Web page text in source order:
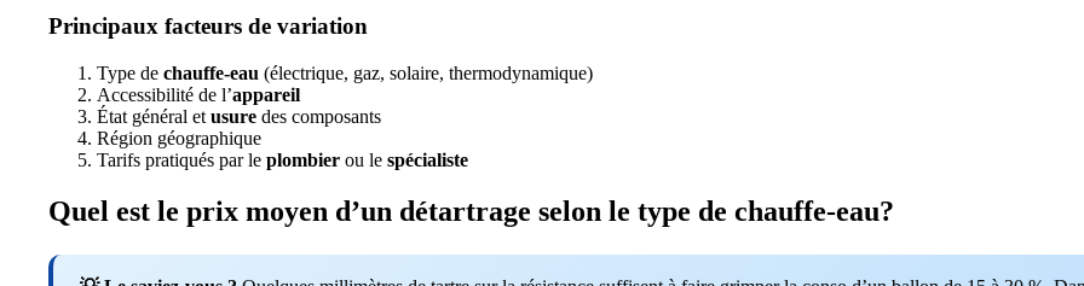
Principaux facteurs de variation
Type de chauffe-eau (électrique, gaz, solaire, thermodynamique)
Accessibilité de l’appareil
État général et usure des composants
Région géographique
Tarifs pratiqués par le plombier ou le spécialiste
Quel est le prix moyen d’un détartrage selon le type de chauffe-eau?